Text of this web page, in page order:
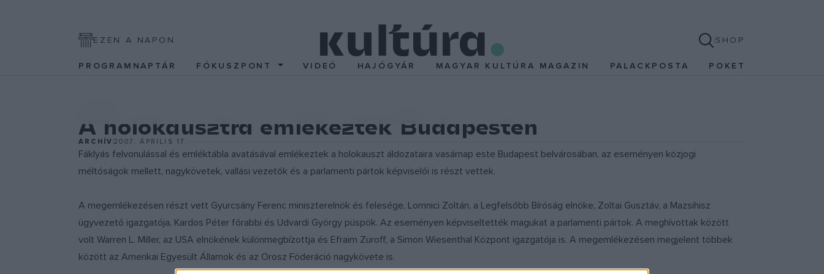
EZEN A NAPON SHOP
PROGRAMNAPTÁR FÓKUSZPONT VIDEÓ HAJÓGYÁR MAGYAR KULTÚRA MAGAZIN PALACKPOSTA POKET
A holokausztra emlékeztek Budapesten
ARCHÍV2007. ÁPRILIS 17.
Fáklyás felvonulással és emléktábla avatásával emlékeztek a holokauszt áldozataira vasárnap este Budapest belvárosában, az eseményen közjogi
méltóságok mellett, nagykövetek, vallási vezetők és a parlamenti pártok képviselői is részt vettek.
A megemlékezésen részt vett Gyurcsány Ferenc miniszterelnök és felesége, Lomnici Zoltán, a Legfelsőbb Bíróság elnöke, Zoltai Gusztáv, a Mazsihisz
ügyvezető igazgatója, Kardos Péter főrabbi és Udvardi György püspök. Az eseményen képviseltették magukat a parlamenti pártok. A meghívottak között
volt Warren L. Miller, az USA elnökének különmegbízottja és Efraim Zuroff, a Simon Wiesenthal Központ igazgatója is. A megemlékezésen megjelent többek
között az Amerikai Egyesült Államok és az Orosz Föderáció nagykövete is.